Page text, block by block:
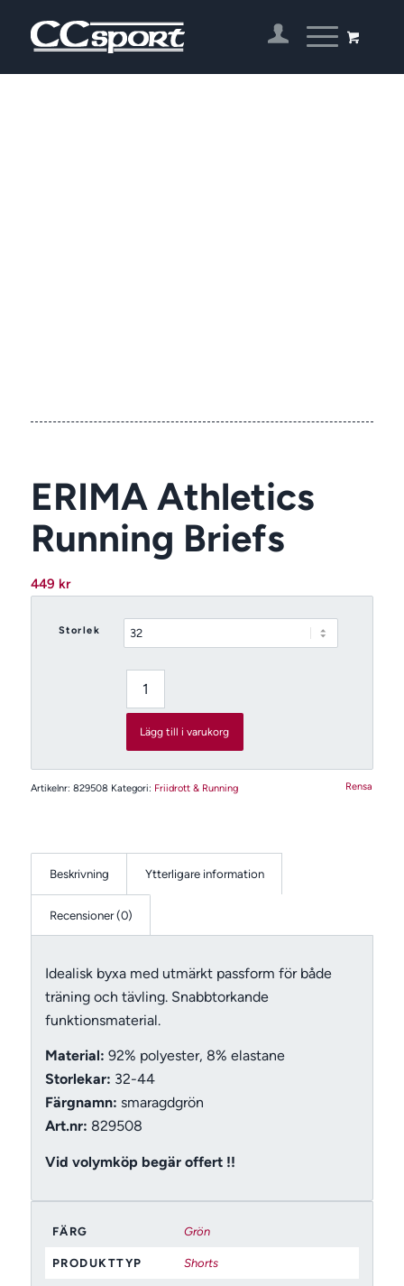
ERIMA Athletics
Running Briefs
449 kr
Storlek
Rensa
Lägg till i varukorg
Artikelnr: 829508 Kategori: Friidrott & Running
Beskrivning Ytterligare information
Recensioner (0)
Idealisk byxa med utmärkt passform för både
träning och tävling. Snabbtorkande
funktionsmaterial.
Material: 92% polyester, 8% elastane
Storlekar: 32-44
Färgnamn: smaragdgrön
Art.nr: 829508
Vid volymköp begär offert !!
FÄRG Grön
PRODUKTTYP Shorts